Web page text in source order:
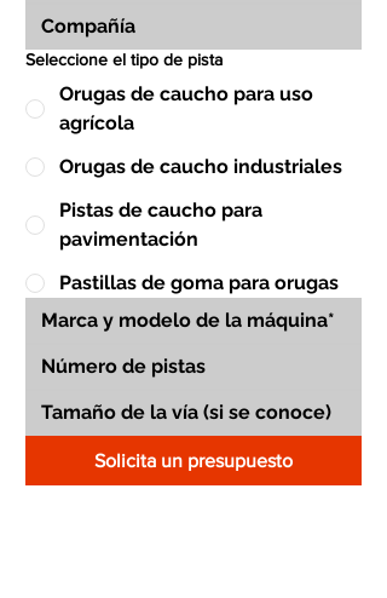
Seleccione el tipo de pista
Orugas de caucho para uso
agrícola
Orugas de caucho industriales
Pistas de caucho para
pavimentación
Pastillas de goma para orugas
Solicita un presupuesto